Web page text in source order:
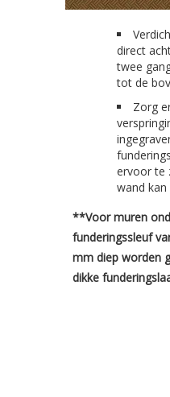
direct
twee
tot de
Zorg
ervoor te
wand kan
**Voor muren
funderingssleuf
mm diep worden
dikke